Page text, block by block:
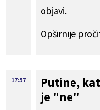
objavi.
Opširnije
17:57
Putine,
je "ne"